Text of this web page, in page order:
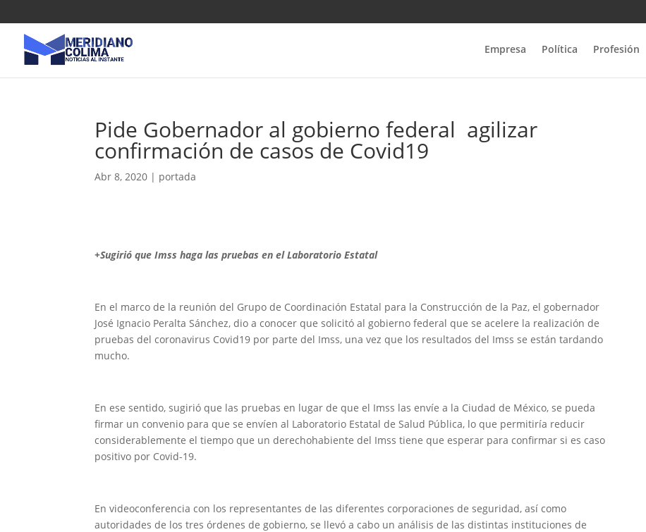
Empresa Política Profesión
Pide Gobernador al gobierno federal agilizar
confirmación de casos de Covid19
Abr 8, 2020 | portada
+Sugirió que Imss haga las pruebas en el Laboratorio Estatal
En el marco de la reunión del Grupo de Coordinación Estatal para la Construcción de la Paz, el gobernador
José Ignacio Peralta Sánchez, dio a conocer que solicitó al gobierno federal que se acelere la realización de
pruebas del coronavirus Covid19 por parte del Imss, una vez que los resultados del Imss se están tardando
mucho.
En ese sentido, sugirió que las pruebas en lugar de que el Imss las envíe a la Ciudad de México, se pueda
firmar un convenio para que se envíen al Laboratorio Estatal de Salud Pública, lo que permitiría reducir
considerablemente el tiempo que un derechohabiente del Imss tiene que esperar para confirmar si es caso
positivo por Covid-19.
En videoconferencia con los representantes de las diferentes corporaciones de seguridad, así como
autoridades de los tres órdenes de gobierno, se llevó a cabo un análisis de las distintas instituciones de